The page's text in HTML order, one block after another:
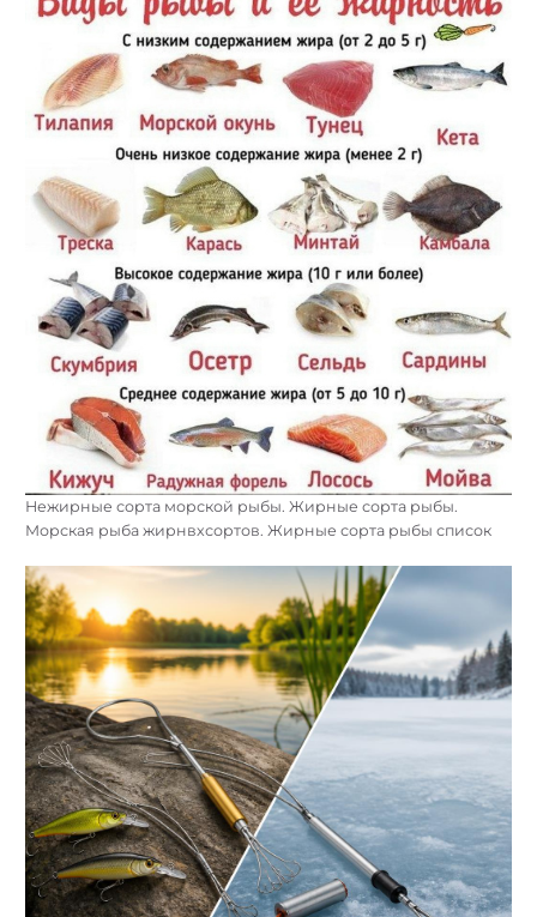
Нежирные сорта морской рыбы. Жирные сорта рыбы.
Морская рыба жирнвхсортов. Жирные сорта рыбы список